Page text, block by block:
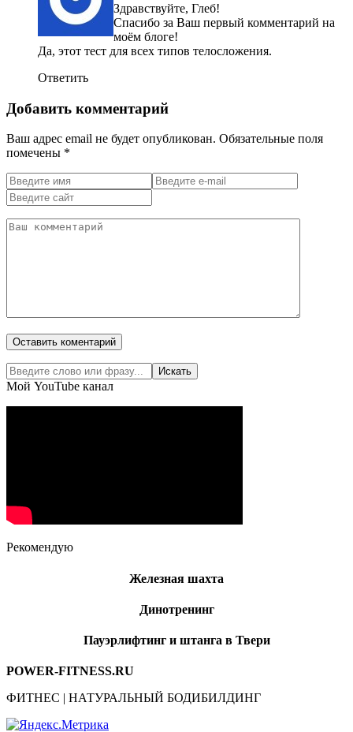
Здравствуйте, Глеб!
Спасибо за Ваш первый комментарий на
моём блоге!
Да, этот тест для всех типов телосложения.
Ответить
Добавить комментарий
Ваш адрес email не будет опубликован. Обязательные поля
помечены *
Мой YouTube канал
Рекомендую
Железная шахта
Динотренинг
Пауэрлифтинг и штанга в Твери
POWER-FITNESS.RU
ФИТНЕС | НАТУРАЛЬНЫЙ БОДИБИЛДИНГ